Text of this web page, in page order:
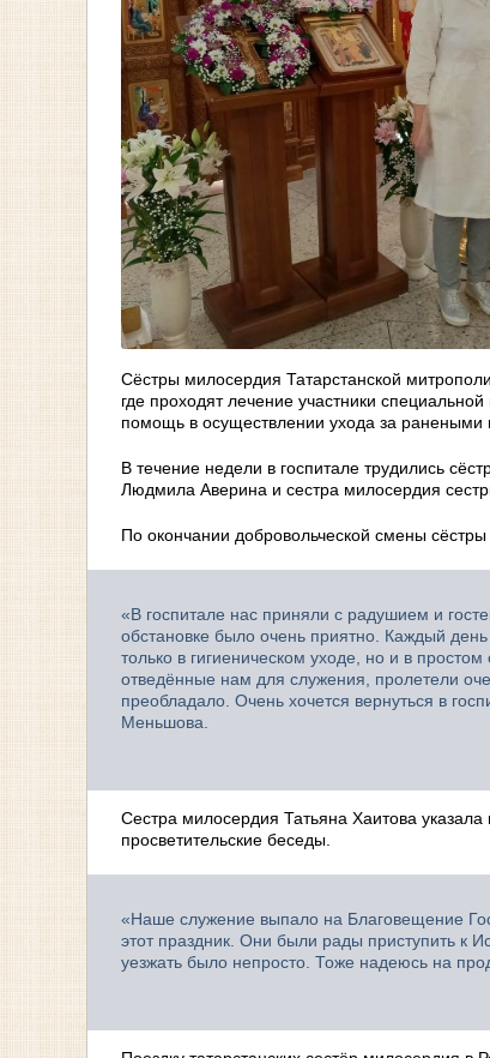
Сёстры милосердия Татарстанской
где проходят лечение участники
помощь в осуществлении ухода за
В течение недели в госпитале трудились
Людмила Аверина и сестра милосердия
По окончании добровольческой смены
«В госпитале нас приняли с радушием и
обстановке было очень приятно. Каждый
только в гигиеническом уходе, но и в
отведённые нам для служения, пролетели
преобладало. Очень хочется вернуться в
Меньшова.
Сестра милосердия Татьяна Хаитова указала
просветительские беседы.
«Наше служение выпало на Благовещение
этот праздник. Они были рады приступить к
уезжать было непросто. Тоже надеюсь на